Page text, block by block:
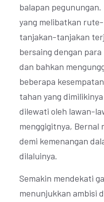
balapan
yang melibatkan
tanjakan-tanjakan
bersaing dengan
dan bahkan
beberapa
tahan yang
dilewati oleh lawan-
menggigitnya, Bernal
demi kemenangan
dilaluinya.
Semakin mendekati
menunjukkan ambisi